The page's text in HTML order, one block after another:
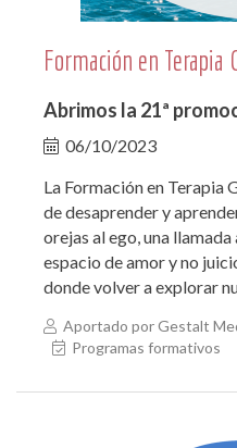
Formación en Terapia
Abrimos la 21ª
06/10/2023
La Formación en Terapia
de desaprender y
orejas al ego, una llamada
espacio de amor y no
donde volver a explorar
Aportado por Gestalt
Programas formativos